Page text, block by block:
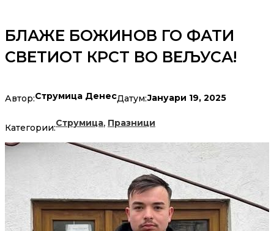
БЛАЖЕ БОЖИНОВ ГО ФАТИ
СВЕТИОТ КРСТ ВО ВЕЉУСА!
Автор:Струмица ДенесДатум:Јануари 19, 2025
Категории:Струмица, Празници